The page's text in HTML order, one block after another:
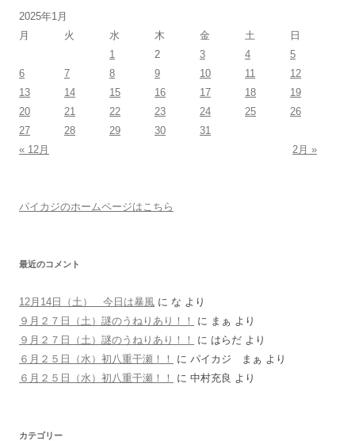
2025年1月
月
火 水 木 金 土
日
1
2 3 4
5
6
7 8 9 10 11
12
13
14 15 16 17 18
19
20
21 22 23 24 25
26
27
28 29 30
31
« 12月
2月 »
パイカジのホームページはこちら
最近のコメント
12月14日（土） 今日は暴風 に な より
９月２７日（土）謎のうねりあり！！
に まぁ より
９月２７日（土）謎のうねりあり！！
に はらだ より
６月２５日（水）初八重干瀬！！
に パイカジ まぁ より
６月２５日（水）初八重干瀬！！
に 中村充良 より
カテゴリー